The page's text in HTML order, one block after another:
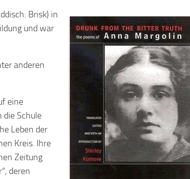
Brisk) in
und war
anderen
eine
Schule
Leben der
Kreis. Ihre
Zeitung